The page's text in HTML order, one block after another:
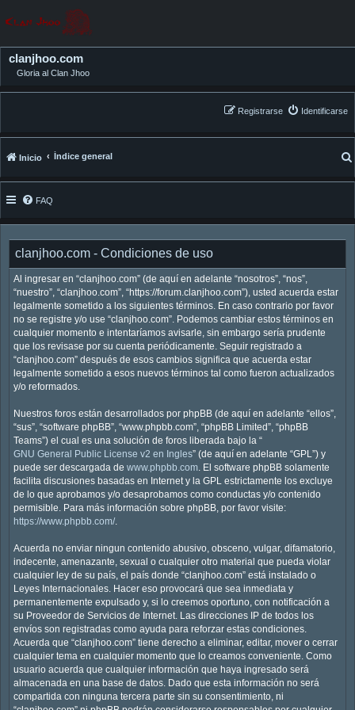
clanjhoo.com
Gloria al Clan Jhoo
Identificarse
Registrarse
Inicio Índice general
FAQ
clanjhoo.com - Condiciones de uso
Al ingresar en “clanjhoo.com” (de aquí en adelante “nosotros”, “nos”,
“nuestro”, “clanjhoo.com”, “https://forum.clanjhoo.com”), usted acuerda estar
legalmente sometido a los siguientes términos. En caso contrario por favor
no se registre y/o use “clanjhoo.com”. Podemos cambiar estos términos en
cualquier momento e intentaríamos avisarle, sin embargo sería prudente
que los revisase por su cuenta periódicamente. Seguir registrado a
“clanjhoo.com” después de esos cambios significa que acuerda estar
legalmente sometido a esos nuevos términos tal como fueron actualizados
y/o reformados.
Nuestros foros están desarrollados por phpBB (de aquí en adelante “ellos”,
“sus”, “software phpBB”, “www.phpbb.com”, “phpBB Limited”, “phpBB
Teams”) el cual es una solución de foros liberada bajo la “
GNU General Public License v2 en Ingles” (de aquí en adelante “GPL”) y
puede ser descargada de www.phpbb.com. El software phpBB solamente
facilita discusiones basadas en Internet y la GPL estrictamente los excluye
de lo que aprobamos y/o desaprobamos como conductas y/o contenido
permisible. Para más información sobre phpBB, por favor visite:
https://www.phpbb.com/.
Acuerda no enviar ningun contenido abusivo, obsceno, vulgar, difamatorio,
indecente, amenazante, sexual o cualquier otro material que pueda violar
cualquier ley de su país, el país donde “clanjhoo.com” está instalado o
Leyes Internacionales. Hacer eso provocará que sea inmediata y
permanentemente expulsado y, si lo creemos oportuno, con notificación a
su Proveedor de Servicios de Internet. Las direcciones IP de todos los
envíos son registradas como ayuda para reforzar estas condiciones.
Acuerda que “clanjhoo.com” tiene derecho a eliminar, editar, mover o cerrar
cualquier tema en cualquier momento que lo creamos conveniente. Como
usuario acuerda que cualquier información que haya ingresado será
almacenada en una base de datos. Dado que esta información no será
compartida con ninguna tercera parte sin su consentimiento, ni